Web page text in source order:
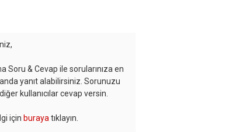
Soru & Cevap ile sorularınıza en
yanıt alabilirsiniz. Sorunuzu
kullanıcılar cevap versin.
için buraya tıklayın.